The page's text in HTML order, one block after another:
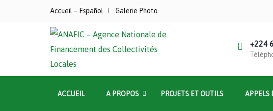
Accueil – Español Galerie Photo
+224
ACCUEIL A PROPOS PROJETS ET OUTILS APPELS